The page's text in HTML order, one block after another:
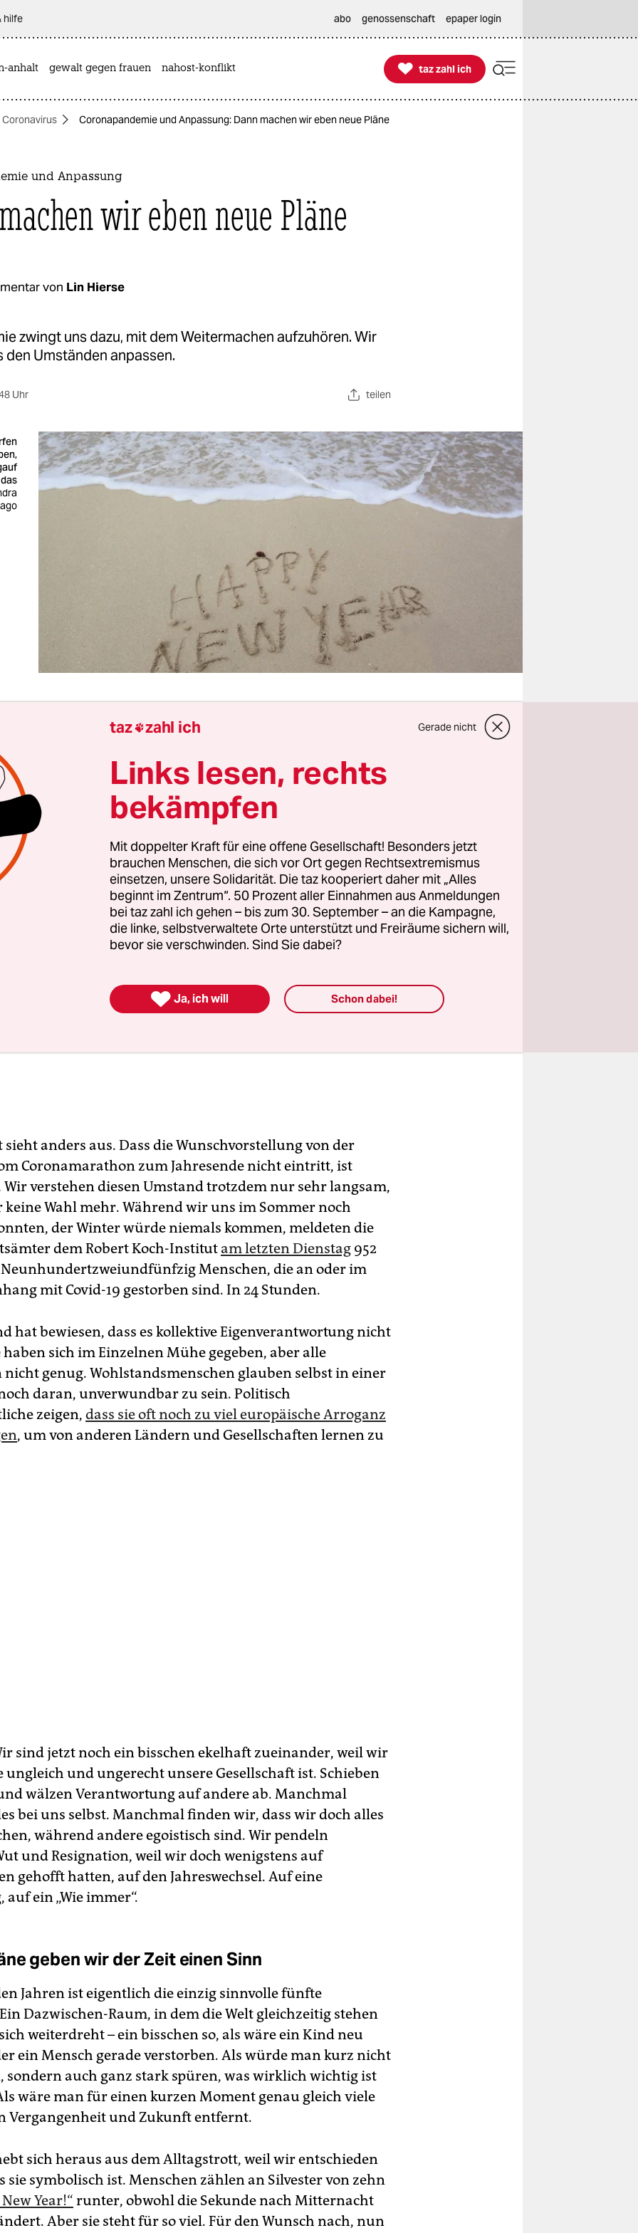
hilfe abo genossenschaft epaper login
anhalt gewalt gegen frauen nahost-konflikt 
taz zahl ich
taz zahl ich
Coronavirus Coronapandemie und Anpassung: Dann machen wir eben neue Pläne
und Anpassung
wir eben neue Pläne
von Lin Hierse
zwingt uns dazu, mit dem Weitermachen aufzuhören. Wir
den Umständen anpassen.
Uhr teilen
des „beschissenen Jahres 2020“ hat ein bisschen
Sie hat sogar ganz gut funktioniert, solange der
noch nicht in Sichtweite war. Weil man eben
Schuldige:n braucht. Und der reflexhafte Ausruf
hat die maximale Hoffnung mitgetragen, dass
Jahr alles besser wird – und sich diese Besserung bitte
einzustellen hat. Vielleicht geht 2020 einfach
Jahr in die Weltgeschichtschronik ein, aber immerhin ist
Nur noch wenige Tage bis Silvester! Noch wenige Tage
sieht anders aus. Dass die Wunschvorstellung von der
Coronamarathon zum Jahresende nicht eintritt, ist
verstehen diesen Umstand trotzdem nur sehr langsam,
keine Wahl mehr. Während wir uns im Sommer noch
der Winter würde niemals kommen, meldeten die
dem Robert Koch-Institut am ­letzten Dienstag 952
Neunhundertzweiundfünfzig Menschen, die an oder im
mit Covid-19 gestorben sind. In 24 Stunden.
hat bewiesen, dass es kollektive Eigenverantwortung nicht
sich im Einzelnen Mühe gegeben, aber alle
nicht genug. Wohlstandsmenschen glauben selbst in einer
daran, unverwundbar zu sein. Politisch
zeigen, dass sie oft noch zu viel europäische Arroganz
, um von anderen Ländern und Gesellschaften lernen zu
sind jetzt noch ein bisschen ekelhaft zueinander, weil wir
ungleich und ungerecht unsere Gesellschaft ist. Schieben
wälzen Verantwortung auf andere ab. Manchmal
bei uns selbst. Manchmal finden wir, dass wir doch alles
während andere egoistisch sind. Wir pendeln
und Resignation, weil wir doch wenigstens auf
gehofft hatten, auf den Jahreswechsel. Auf eine
ein „Wie immer“.
geben wir der Zeit einen Sinn
Jahren ist eigentlich die einzig sinnvolle fünfte
Dazwischen-Raum, in dem die Welt gleichzeitig stehen
weiterdreht – ein bisschen so, als wäre ein Kind neu
ein Mensch gerade verstorben. Als würde man kurz nicht
sondern auch ganz stark spüren, was wirklich wichtig ist
wäre man für einen kurzen Moment genau gleich viele
Vergangenheit und Zukunft entfernt.
sich heraus aus dem Alltagstrott, weil wir entschieden
sie symbolisch ist. Menschen zählen an Silvester von zehn
Year!“ runter, obwohl die Sekunde nach Mitternacht
Aber sie steht für so viel. Für den Wunsch nach, nun
taz zahl ich Gerade nicht
Links lesen, rechts
bekämpfen
Mit doppelter Kraft für eine offene Gesellschaft! Besonders jetzt
brauchen Menschen, die sich vor Ort gegen Rechtsextremismus
einsetzen, unsere Solidarität. Die taz kooperiert daher mit „Alles
beginnt im Zentrum“. 50 Prozent aller Einnahmen aus Anmeldungen
bei taz zahl ich gehen – bis zum 30. September – an die Kampagne,
die linke, selbstverwaltete Orte unterstützt und Freiräume sichern will,
bevor sie verschwinden. Sind Sie dabei?
 Ja, ich will Schon dabei!